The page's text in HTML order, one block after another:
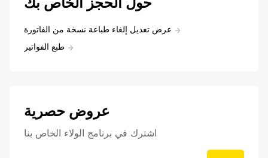
عرض تعديل إلغاء طباعة نسخة من الفاتورة
طبع الفواتير
عروض حصرية
اشترك في برنامج الولاء الخاص بنا